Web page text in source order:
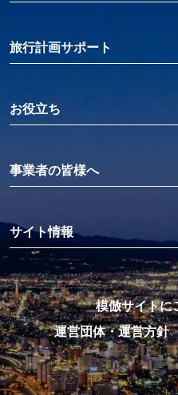
旅行計画サポート
お役立ち
事業者の皆様へ
サイト情報
模倣サイトに
運営団体・運営方針